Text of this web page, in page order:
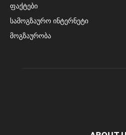
ფაქტები
სამოგზაურო ინტერნეტი
მოგზაურობა